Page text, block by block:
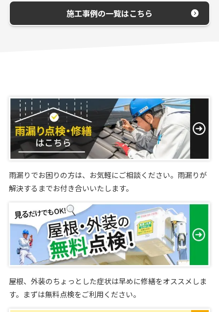
施工事例の一覧はこちら
雨漏りでお困りの方は、お気軽にご相談ください。雨漏りが
解決するまでお付き合いいたします。
屋根、外装のちょっとした症状は早めに修繕をオススメしま
す。まずは無料点検をご利用ください。